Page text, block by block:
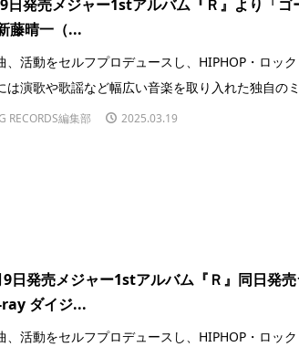
発売メジャー1stアルバム『Ｒ』より「ゴ
藤晴一（...
、活動をセルフプロデュースし、HIPHOP・ロック
は演歌や歌謡など幅広い音楽を取り入れた独自の
RECORDS編集部 2025.03.19
日発売メジャー1stアルバム『Ｒ』同日発売
ダイジ...
、活動をセルフプロデュースし、HIPHOP・ロック